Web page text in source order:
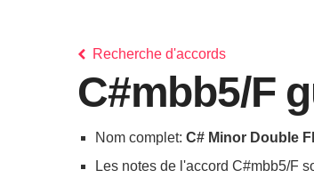
Recherche d'accords
C#mbb5/F
Nom complet: C# Minor Double
Les notes de l'accord C#mbb5/F